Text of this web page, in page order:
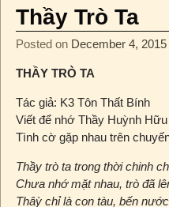
Thầy Trò Ta
Posted on December 4, 2015
THẦY TRÒ TA
Tác giả: K3 Tôn Thất Bính
Viết để nhớ Thầy Huỳnh
Tình cờ gặp nhau trên
Thầy trò ta trong thời chinh
Chưa nhớ mặt nhau, trò đã
Thâỳ chỉ là con tàu, bến